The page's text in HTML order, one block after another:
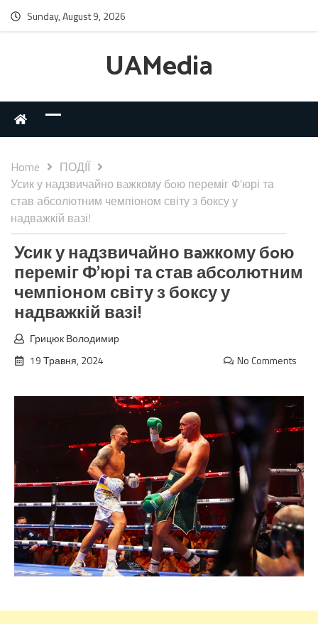
Sunday, August 9, 2026
UAMedia
Home
ПОДІЇ
Усик у надзвичайно вaжкому бoю переміг Ф’юрі та
став абсолютним чемпіоном світу з боксу у
надважкій вазі!
Усик у надзвичайно вaжкому бoю
переміг Ф’юрі та став абсолютним
чемпіоном світу з боксу у
надважкій вазі!
Грицюк Володимир
19 Травня, 2024
No Comments